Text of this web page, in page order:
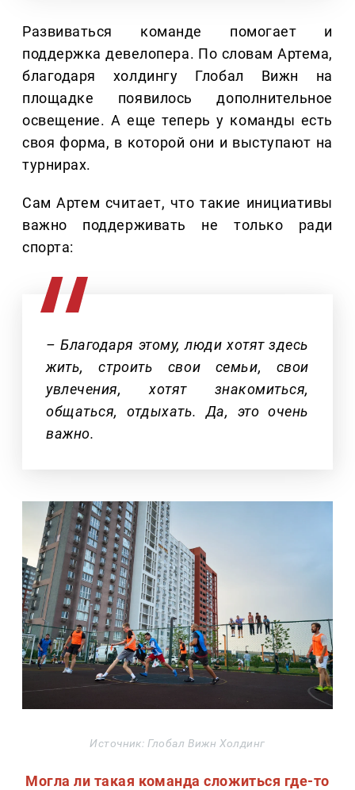
Развиваться команде помогает и
поддержка девелопера. По словам Артема,
благодаря холдингу Глобал Вижн на
площадке появилось дополнительное
освещение. А еще теперь у команды есть
своя форма, в которой они и выступают на
турнирах.
Сам Артем считает, что такие инициативы
важно поддерживать не только ради
спорта:
– Благодаря этому, люди хотят здесь
жить, строить свои семьи, свои
увлечения, хотят знакомиться,
общаться, отдыхать. Да, это очень
важно.
Источник: Глобал Вижн Холдинг
Могла ли такая команда сложиться где-то